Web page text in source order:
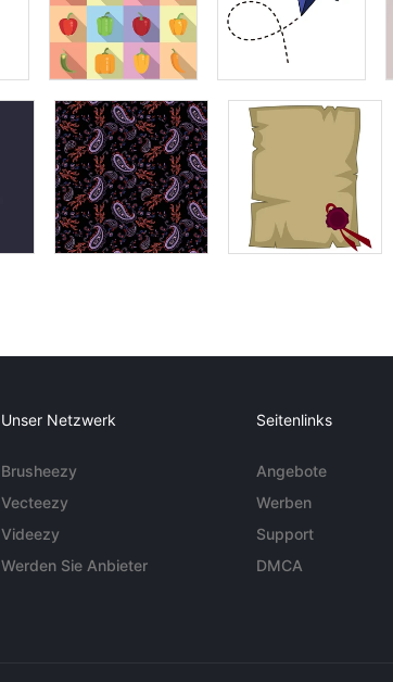
Unser Netzwerk
Brusheezy
Vecteezy
Videezy
Werden Sie Anbieter
Seitenlinks
Angebote
Werben
Support
DMCA